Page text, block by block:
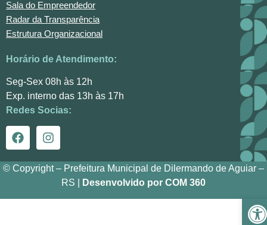
Sala do Empreendedor
Radar da Transparência
Estrutura Organizacional
Horário de Atendimento:
Seg-Sex 08h às 12h
Exp. interno das 13h às 17h
Redes Socias:
© Copyright – Prefeitura Municipal de Dilermando de Aguiar –
RS |
Desenvolvido por COM 360